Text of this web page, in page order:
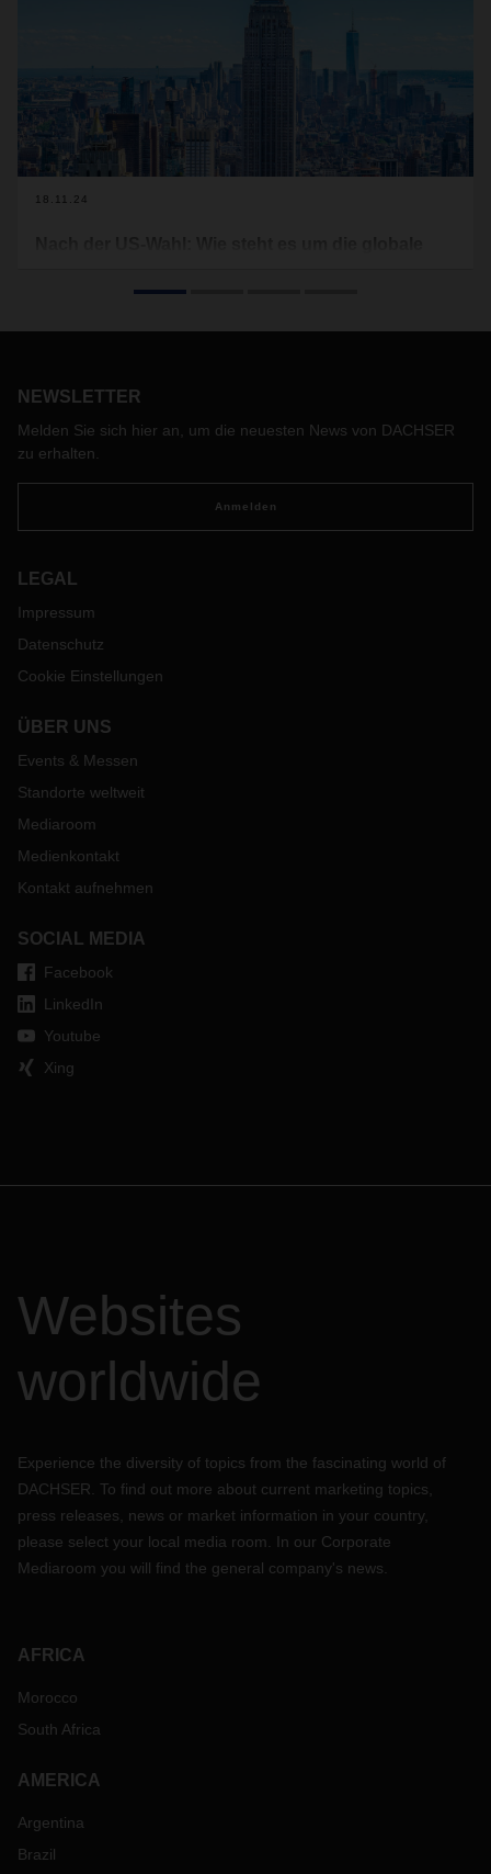
18.11.24
Wahl, feststeht: Die nächste US-Präsidentschaft fällt in eine
münden wird. Ist die Globalisierung damit am Ende? Hat
es künftig bei der Steuerung globaler Handelsströme
NEWSLETTER
Melden Sie sich hier an, um die neuesten News von DACHSER
zu erhalten.
Anmelden
LEGAL
Impressum
Datenschutz
Cookie Einstellungen
ÜBER UNS
Events & Messen
Standorte weltweit
Mediaroom
Medienkontakt
Kontakt aufnehmen
SOCIAL MEDIA
Facebook
LinkedIn
Youtube
Xing
Websites
worldwide
Experience the diversity of topics from the fascinating world of
DACHSER. To find out more about current marketing topics,
press releases, news or market information in your country,
please select your local media room. In our Corporate
Mediaroom you will find the general company's news.
AFRICA
Morocco
South Africa
AMERICA
Argentina
Brazil